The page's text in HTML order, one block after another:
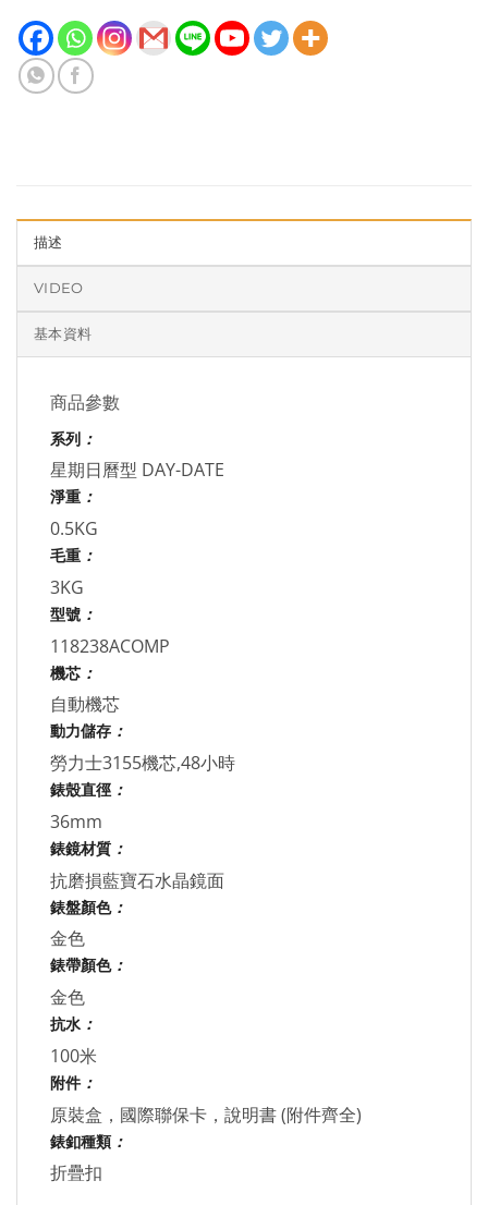
描述
VIDEO
基本資料
商品參數
系列 ：
星期日曆型 DAY-DATE
淨重 ：
0.5KG
毛重 ：
3KG
型號 ：
118238ACOMP
機芯 ：
自動機芯
動力儲存 ：
勞力士3155機芯,48小時
錶殼直徑 ：
36mm
錶鏡材質 ：
抗磨損藍寶石水晶鏡面
錶盤顏色：
金色
錶帶顏色：
金色
抗水：
100米
附件：
原裝盒，國際聯保卡，說明書 (附件齊全)
錶釦種類：
折疊扣